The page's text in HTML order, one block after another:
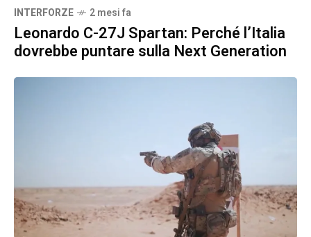
INTERFORZE 2 mesi fa
Leonardo C-27J Spartan: Perché l’Italia
dovrebbe puntare sulla Next Generation